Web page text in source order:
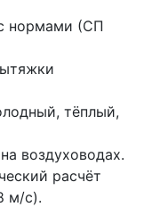
нормами (СП
тёплый,
воздуховодах.
расчёт
м/с).